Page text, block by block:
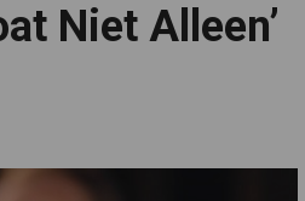
Niet Alleen’